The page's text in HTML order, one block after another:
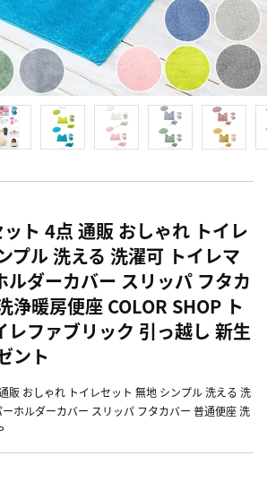
ト 4点 通販 おしゃれ トイレ
プル 洗える 洗濯可 トイレマ
ルダーカバー スリッパ フタカ
浄暖房便座 COLOR SHOP ト
レファブリック 引っ越し 新生
ント
販 おしゃれ トイレセット 無地 シンプル 洗える 洗
ホルダーカバー スリッパ フタカバー 普通便座 洗